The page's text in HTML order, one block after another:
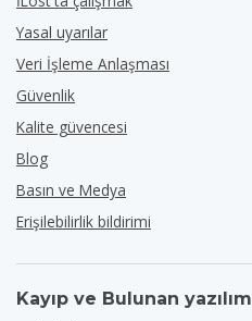
Yasal uyarılar
Veri İşleme Anlaşması
Güvenlik
Kalite güvencesi
Blog
Basın ve Medya
Erişilebilirlik bildirimi
Kayıp ve Bulunan yazılım